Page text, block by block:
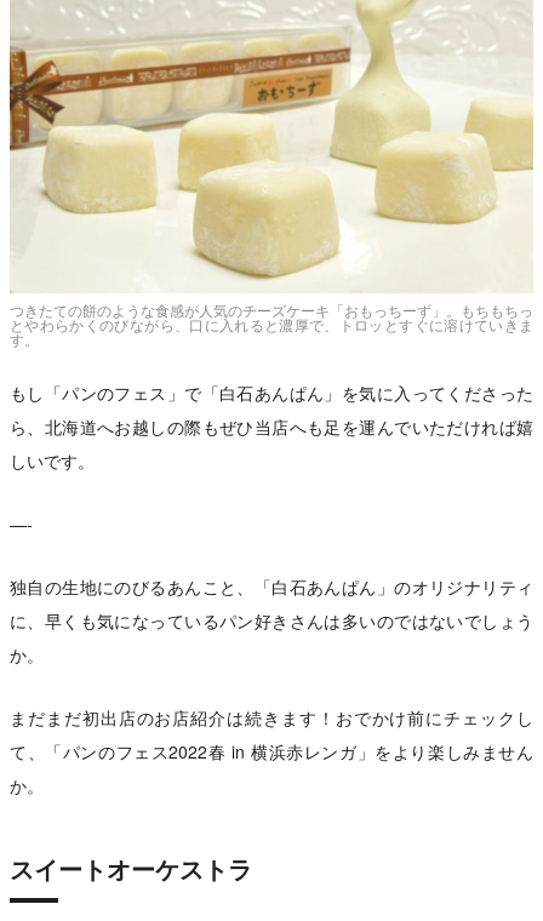
つきたての餅のような食感が人気のチーズケーキ「おもっちーず」。もちもちっ
とやわらかくのびながら、口に入れると濃厚で、トロッとすぐに溶けていきま
す。
もし「パンのフェス」で「白石あんぱん」を気に入ってくださった
ら、北海道へお越しの際もぜひ当店へも足を運んでいただければ嬉
しいです。
—-
独自の生地にのびるあんこと、「白石あんぱん」のオリジナリティ
に、早くも気になっているパン好きさんは多いのではないでしょう
か。
まだまだ初出店のお店紹介は続きます！おでかけ前にチェックし
て、「パンのフェス2022春 in 横浜赤レンガ」をより楽しみません
か。
スイートオーケストラ